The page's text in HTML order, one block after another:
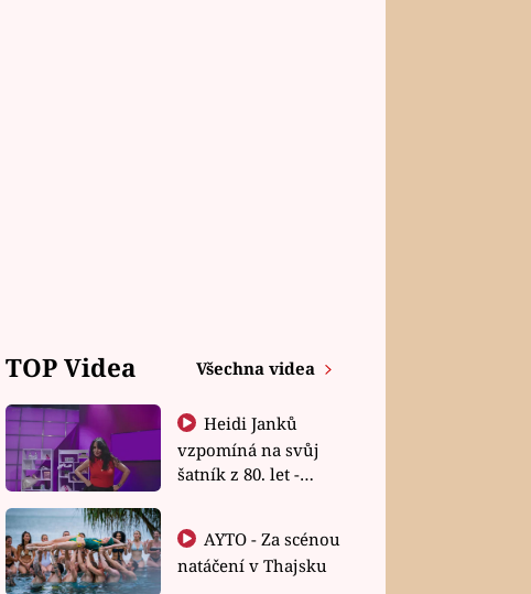
TOP Videa Všechna videa
Heidi Janků
vzpomíná na svůj
šatník z 80. let -
natáčení v Thajsku